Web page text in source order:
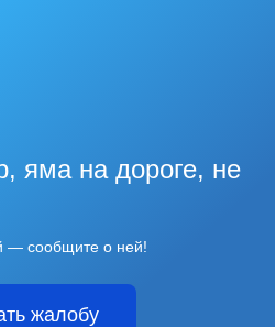
яма на дороге, не
— сообщите о ней!
жалобу